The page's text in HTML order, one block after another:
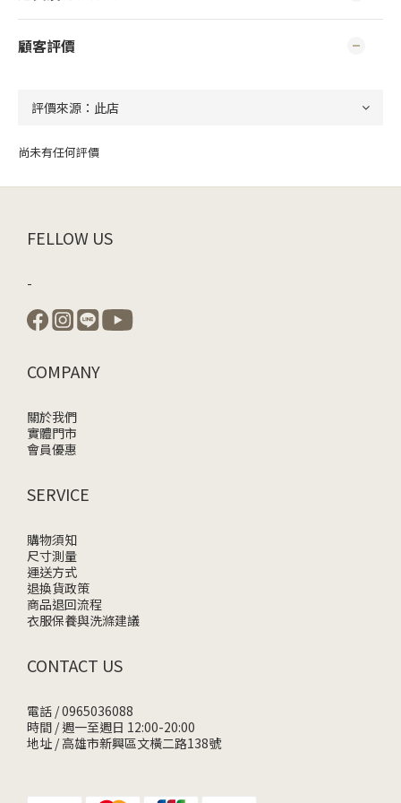
顧客評價
尚未有任何評價
FELLOW US
-
COMPANY
關於我們
實體門市
會員優惠
SERVICE
購物須知
尺寸測量
運送方式
退換貨政策
商品退回流程
衣服保養與洗滌建議
CONTACT US
電話 / 0965036088
時間 / 週一至週日 12:00-20:00
地址 / 高雄市新興區文橫二路138號